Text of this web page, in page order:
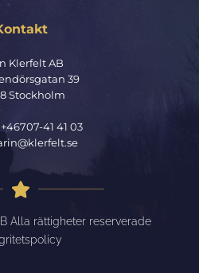
Klerfelt AB
39
Stockholm
+46707-41 41 03
Alla rättigheter reserverade